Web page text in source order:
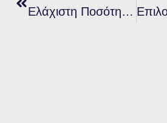
Ελάχιστη Ποσότητα Παραγγελίας Για Μελάνι Plastisol: Τι Απαιτούν Συνήθως Οι Προμηθευτές